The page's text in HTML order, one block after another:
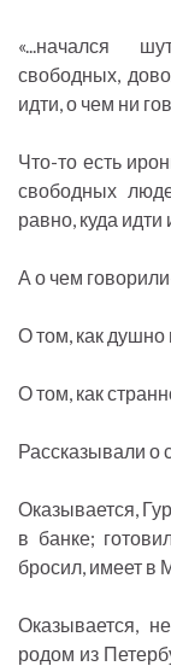
«...начался
свободных,
идти, о чем ни
Что-то есть
свободных
равно, куда идти
А о чем
О том, как душно
О том, как
Рассказывали о
Оказывается,
в банке;
бросил, имеет в
Оказывается,
родом из